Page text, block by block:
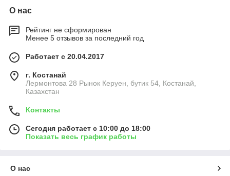
О нас
Рейтинг не сформирован
Менее 5 отзывов за последний год
Работает с 20.04.2017
г. Костанай
Лермонтова 28 Рынок Керуен, бутик 54, Костанай,
Казахстан
Контакты
Сегодня работает с 10:00 до 18:00
Показать весь график работы
О нас